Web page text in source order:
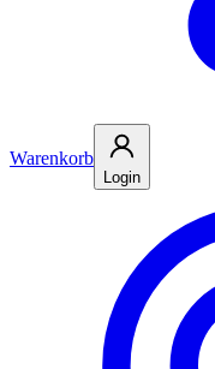
Warenkorb
Login